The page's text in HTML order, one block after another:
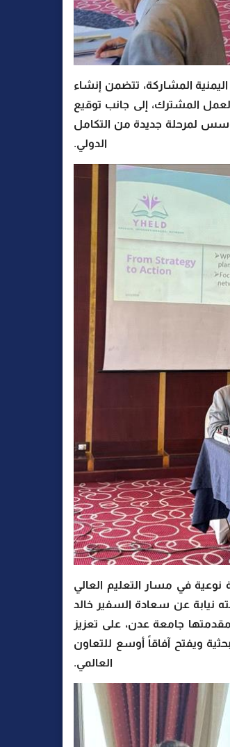
المشاركة، تتضمن إنشاء
المشترك، إلى جانب توقيع
لمرحلة جديدة من التكامل
نوعية في مسار التعليم العالي
نيابة عن سعادة السفير خالد
جامعة عدن، على تعزيز
ويفتح آفاقاً أوسع للتعاون